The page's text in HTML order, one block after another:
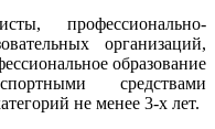
профессионально-
организаций,
образование
средствами
не менее 3-х лет.